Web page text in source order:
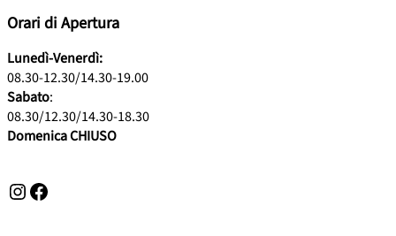
Orari di Apertura
Lunedì-Venerdì:
08.30-12.30/14.30-19.00
Sabato:
08.30/12.30/14.30-18.30
Domenica CHIUSO
Instagram Facebook